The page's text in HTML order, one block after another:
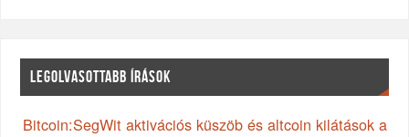
LEGOLVASOTTABB ÍRÁSOK
Bitcoin:SegWit aktivációs küszöb és altcoin kilátások a